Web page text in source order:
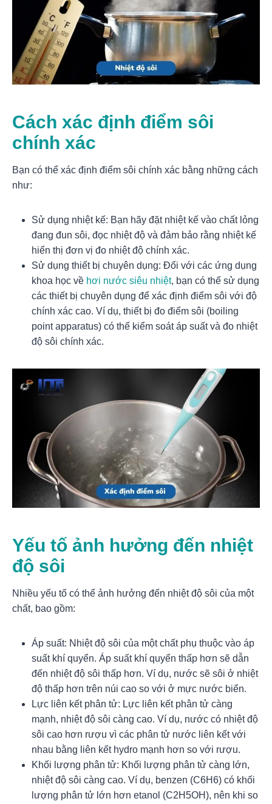
Cách xác định điểm sôi
chính xác
Bạn có thể xác định điểm sôi chính xác bằng những cách
như:
Sử dụng nhiệt kế: Bạn hãy đặt nhiệt kế vào chất lỏng
đang đun sôi, đọc nhiệt độ và đảm bảo rằng nhiệt kế
hiển thị đơn vị đo nhiệt độ chính xác.
Sử dụng thiết bị chuyên dụng: Đối với các ứng dụng
khoa học về hơi nước siêu nhiệt, bạn có thể sử dụng
các thiết bị chuyên dụng để xác định điểm sôi với độ
chính xác cao. Ví dụ, thiết bị đo điểm sôi (boiling
point apparatus) có thể kiểm soát áp suất và đo nhiệt
độ sôi chính xác.
Yếu tố ảnh hưởng đến nhiệt
độ sôi
Nhiều yếu tố có thể ảnh hưởng đến nhiệt độ sôi của một
chất, bao gồm:
Áp suất: Nhiệt độ sôi của một chất phụ thuộc vào áp
suất khí quyển. Áp suất khí quyển thấp hơn sẽ dẫn
đến nhiệt độ sôi thấp hơn. Ví dụ, nước sẽ sôi ở nhiệt
độ thấp hơn trên núi cao so với ở mực nước biển.
Lực liên kết phân tử: Lực liên kết phân tử càng
mạnh, nhiệt độ sôi càng cao. Ví dụ, nước có nhiệt độ
sôi cao hơn rượu vì các phân tử nước liên kết với
nhau bằng liên kết hydro mạnh hơn so với rượu.
Khối lượng phân tử: Khối lượng phân tử càng lớn,
nhiệt độ sôi càng cao. Ví dụ, benzen (C6H6) có khối
lượng phân tử lớn hơn etanol (C2H5OH), nên khi so